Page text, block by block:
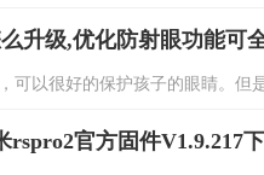
升级,优化防射眼功能可
可以很好的保护孩子的眼睛。
rspro2官方固件V1.9.217